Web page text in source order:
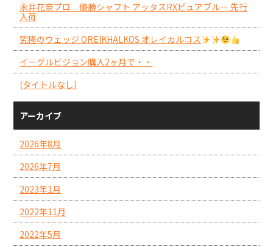
永井花奈プロ 優勝シャフト アッタスRXピュアブルー 先行
入荷
究極のウェッジ OREIKHALKOS オレイカルコス
イーグルビジョン購入2ヶ月で・・
(タイトルなし)
アーカイブ
2026年8月
2026年7月
2023年1月
2022年11月
2022年5月